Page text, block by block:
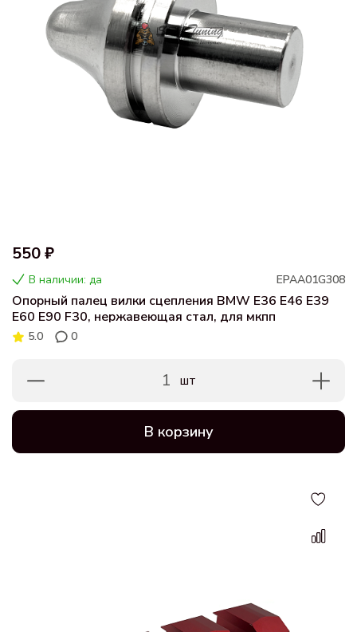
550 ₽
В наличии: да EPAA01G308
Опорный палец вилки сцепления BMW E36 E46 E39
E60 E90 F30, нержавеющая стал, для мкпп
5.0 0
1 шт
В корзину